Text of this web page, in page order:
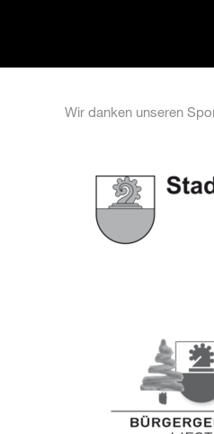
Wir danken unseren